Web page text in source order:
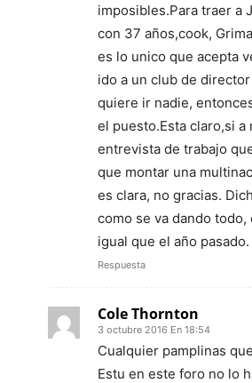
imposibles.Para traer a
con 37 años,cook,
es lo unico que acepta
ido a un club de
quiere ir nadie,
el puesto.Esta claro,si a
entrevista de trabajo
que montar una
es clara, no gracias.
como se va dando
igual que el año pasado.
Respuesta
Cole Thornton
3 octubre 2016 En 18:54
Cualquier pamplinas
Estu en este foro no lo